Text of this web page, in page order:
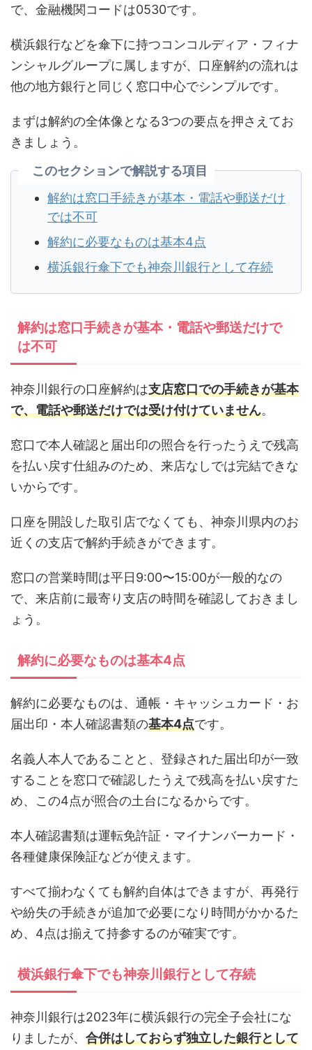
で、金融機関コードは0530です。
横浜銀行などを傘下に持つコンコルディア・フィナ
ンシャルグループに属しますが、口座解約の流れは
他の地方銀行と同じく窓口中心でシンプルです。
まずは解約の全体像となる3つの要点を押さえてお
きましょう。
このセクションで解説する項目
解約は窓口手続きが基本・電話や郵送だけ
では不可
解約に必要なものは基本4点
横浜銀行傘下でも神奈川銀行として存続
解約は窓口手続きが基本・電話や郵送だけで
は不可
神奈川銀行の口座解約は支店窓口での手続きが基本
で、電話や郵送だけでは受け付けていません。
窓口で本人確認と届出印の照合を行ったうえで残高
を払い戻す仕組みのため、来店なしでは完結できな
いからです。
口座を開設した取引店でなくても、神奈川県内のお
近くの支店で解約手続きができます。
窓口の営業時間は平日9:00〜15:00が一般的なの
で、来店前に最寄り支店の時間を確認しておきまし
ょう。
解約に必要なものは基本4点
解約に必要なものは、通帳・キャッシュカード・お
届出印・本人確認書類の基本4点です。
名義人本人であることと、登録された届出印が一致
することを窓口で確認したうえで残高を払い戻すた
め、この4点が照合の土台になるからです。
本人確認書類は運転免許証・マイナンバーカード・
各種健康保険証などが使えます。
すべて揃わなくても解約自体はできますが、再発行
や紛失の手続きが追加で必要になり時間がかかるた
め、4点は揃えて持参するのが確実です。
横浜銀行傘下でも神奈川銀行として存続
神奈川銀行は2023年に横浜銀行の完全子会社にな
りましたが、 合併はしておらず独立した銀行として